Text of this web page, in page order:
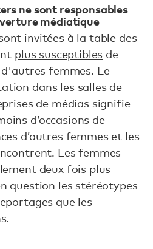
ne sont responsables
médiatique
invitées à la table des
plus susceptibles de
femmes. Le
dans les salles de
de médias signifie
d’occasions de
d’autres femmes et les
Les femmes
deux fois plus
question les stéréotypes
que les